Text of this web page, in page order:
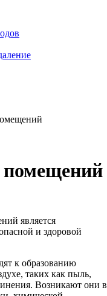
помещений
является
и здоровой
к образованию
таких как пыль,
Возникают они в